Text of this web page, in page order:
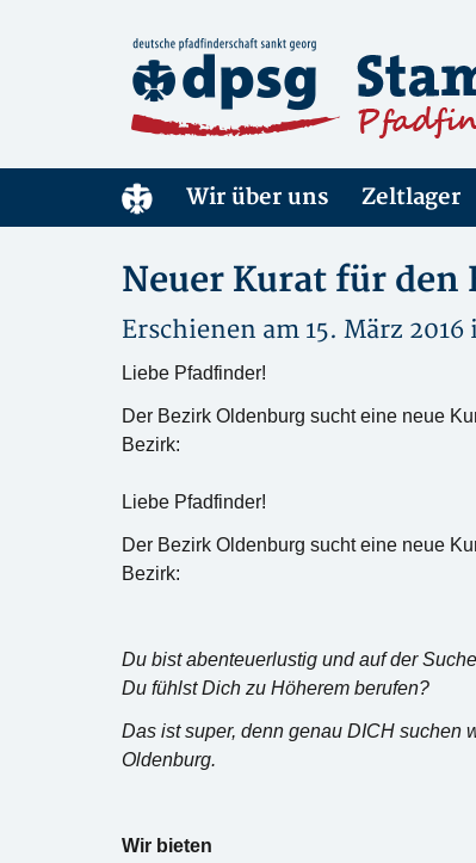
Wir über uns Zeltlager
Neuer Kurat für den
Erschienen am 15. März 2016
Liebe Pfadfinder!
Der Bezirk Oldenburg sucht eine neue
Bezirk:
Liebe Pfadfinder!
Der Bezirk Oldenburg sucht eine neue
Bezirk:
Du bist abenteuerlustig und auf der
Du fühlst Dich zu Höherem berufen?
Das ist super, denn genau DICH suchen
Oldenburg.
Wir bieten